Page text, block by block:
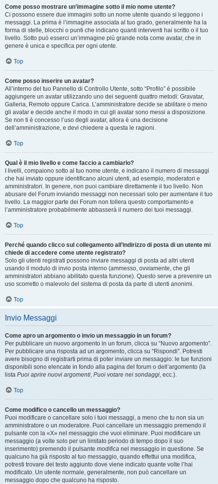
Come posso mostrare un’immagine sotto il mio nome utente?
Ci possono essere due immagini sotto un nome utente quando si leggono i
messaggi. La prima è l’immagine associata al tuo grado, generalmente ha la
forma di stelle, blocchi o punti che indicano quanti interventi hai scritto o il tuo
livello. Sotto può esserci un’immagine più grande nota come avatar, che in
genere è unica e specifica per ogni utente.
Top
Come posso inserire un avatar?
All’interno del tuo Pannello di Controllo Utente, sotto “Profilo” è possibile
aggiungere un avatar utilizzando uno dei seguenti quattro metodi: Gravatar,
Galleria, Remoto oppure Carica. L’amministratore decide se abilitare o meno
gli avatar e decide anche il modo in cui gli avatar sono messi a disposizione.
Se non ti è concesso l’uso degli avatar, allora è una decisione
dell’amministrazione, e devi chiedere a questa le ragioni.
Top
Qual è il mio livello e come faccio a cambiarlo?
I livelli, compaiono sotto al tuo nome utente, e indicano il numero di messaggi
che hai inviato oppure identificano alcuni utenti, ad esempio, moderatori e
amministratori. In genere, non puoi cambiare direttamente il tuo livello. Non
abusare del Forum inviando messaggi non necessari solo per aumentare il tuo
livello. La maggior parte dei Forum non tollera questo comportamento e
l’amministratore probabilmente abbasserà il numero dei tuoi messaggi.
Top
Perché quando clicco sul collegamento all’indirizzo di posta di un utente mi
chiede di accedere come utente registrato?
Solo gli utenti registrati possono inviare messaggi di posta ad altri utenti
usando il modulo di invio posta interno (ammesso, ovviamente, che gli
amministratori abbiano abilitato questa funzione). Questo serve a prevenire un
uso scorretto o malevolo del sistema di posta da parte di utenti anonimi.
Top
Invio Messaggi
Come apro un argomento o invio un messaggio in un forum?
Per pubblicare un nuovo argomento in un forum, clicca su “Nuovo argomento”.
Per pubblicare una risposta ad un argomento, clicca su “Rispondi”. Potresti
avere bisogno di registrarti prima di poter inviare un messaggio: le tue funzioni
disponibili sono elencate in fondo alla pagina del forum o dell’argomento (la
lista Puoi aprire nuovi argomenti, Puoi votare nei sondaggi, ecc.).
Top
Come modifico o cancello un messaggio?
Puoi modificare o cancellare solo i tuoi messaggi, a meno che tu non sia un
amministratore o un moderatore. Puoi cancellare un messaggio premendo il
pulsante con la «X» nel messaggio che vuoi eliminare. Puoi modificare un
messaggio (a volte solo per un limitato periodo di tempo dopo il suo
inserimento) premendo il pulsante modifica nel messaggio in questione. Se
qualcuno ha già risposto al tuo messaggio, quando effettui una modifica,
potresti trovare del testo aggiunto dove viene indicato quante volte l’hai
modificato. Un utente normale, generalmente, non può cancellare un
messaggio dopo che qualcuno ha risposto.